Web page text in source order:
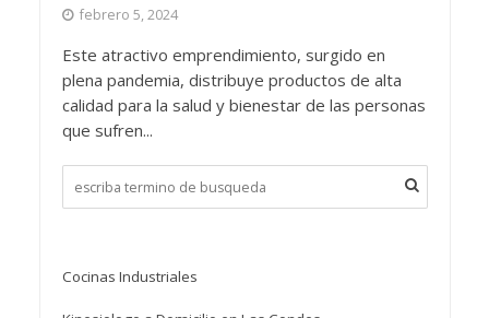
febrero 5, 2024
Este atractivo emprendimiento, surgido en
plena pandemia, distribuye productos de alta
calidad para la salud y bienestar de las personas
que sufren...
Cocinas Industriales